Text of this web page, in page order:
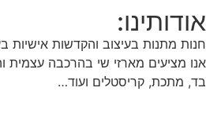
אודותינו:
חנות מתנות בעיצוב והקדשות אישיות
אנו מציעים מארזי שי בהרכבה עצמית
בד, מתכת, קריסטלים ועוד…